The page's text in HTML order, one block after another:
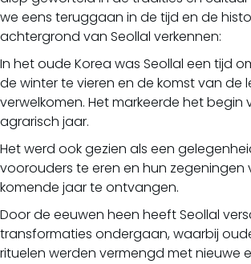
we eens teruggaan in de tijd en de
achtergrond van Seollal verkennen:
In het oude Korea was Seollal een tijd
de winter te vieren en de komst van de
verwelkomen. Het markeerde het begin
agrarisch jaar.
Het werd ook gezien als een
voorouders te eren en hun zegeningen
komende jaar te ontvangen.
Door de eeuwen heen heeft Seollal
transformaties ondergaan, waarbij
rituelen werden vermengd met nieuwe